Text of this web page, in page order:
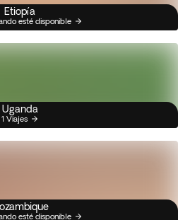
Etiopía
esté disponible
Uganda
1 Viajes
esté disponible